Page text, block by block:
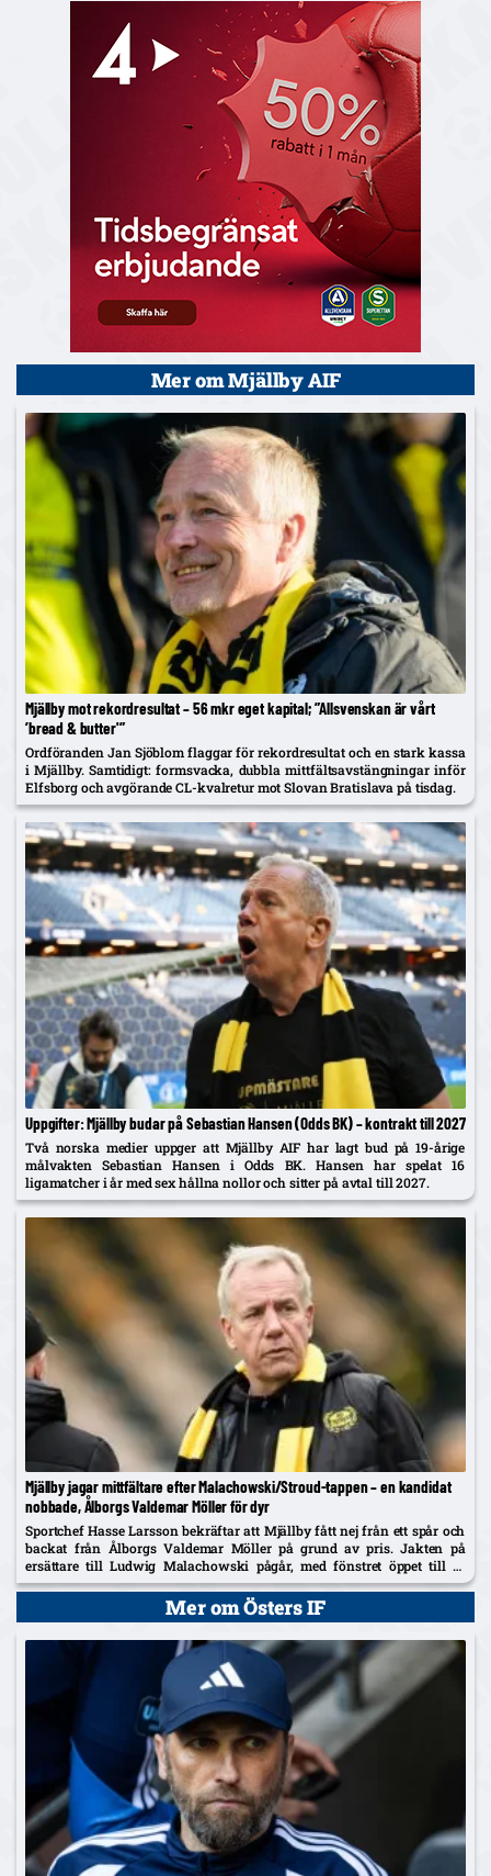
Mer om Mjällby AIF
Mjällby mot rekordresultat – 56 mkr eget kapital; ”Allsvenskan är vårt
’bread & butter'”
Ordföranden Jan Sjöblom flaggar för rekordresultat och en stark kassa
i Mjällby. Samtidigt: formsvacka, dubbla mittfältsavstängningar inför
Elfsborg och avgörande CL-kvalretur mot Slovan Bratislava på tisdag.
Uppgifter: Mjällby budar på Sebastian Hansen (Odds BK) – kontrakt till 2027
Två norska medier uppger att Mjällby AIF har lagt bud på 19-årige
målvakten Sebastian Hansen i Odds BK. Hansen har spelat 16
ligamatcher i år med sex hållna nollor och sitter på avtal till 2027.
Mjällby jagar mittfältare efter Malachowski/Stroud-tappen – en kandidat
nobbade, Ålborgs Valdemar Möller för dyr
Sportchef Hasse Larsson bekräftar att Mjällby fått nej från ett spår och
backat från Ålborgs Valdemar Möller på grund av pris. Jakten på
ersättare till Ludwig Malachowski pågår, med fönstret öppet till 31
augusti.
Mer om Östers IF